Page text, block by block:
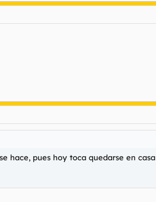
hace, pues hoy toca quedarse en